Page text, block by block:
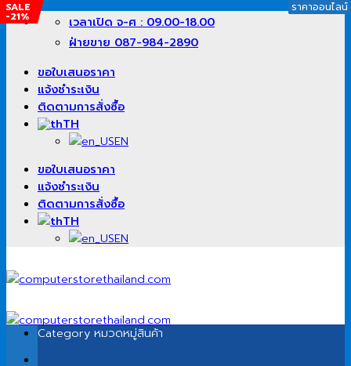
ข้าม
เนื้อหา
เวลาเปิด จ-ศ : 09.00-18.00
ฝ่ายขาย 087-984-2890
ขอใบเสนอราคา
แจ้งชำระเงิน
ติดตามการสั่งซื้อ
TH
EN
ขอใบเสนอราคา
แจ้งชำระเงิน
ติดตามการสั่งซื้อ
TH
EN
Category หมวดหมู่สินค้า
ราคาออนไลน์
SALE
-21%
SALE
-31%
ราคาออนไลน์
SALE
-23%
ราคาออนไลน์
SALE
-5%
ราคาออนไลน์
SALE
-17%